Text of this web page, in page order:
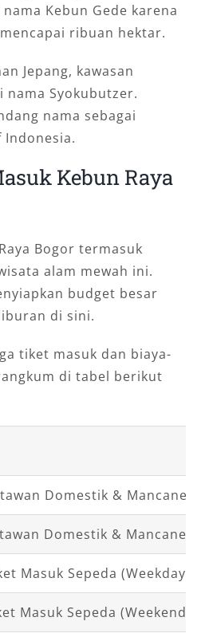
Kebun Gede karena
ribuan hektar.
Jepang, kawasan
Syokubutzer.
nama sebagai
Indonesia.
Kebun Raya
Bogor termasuk
alam mewah ini.
budget besar
di sini.
tiket masuk dan biaya-
di tabel berikut
Domestik &
Domestik &
Masuk Sepeda (Weekday)
Masuk Sepeda (Weekend)